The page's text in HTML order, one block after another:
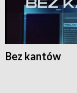
Bez kantów